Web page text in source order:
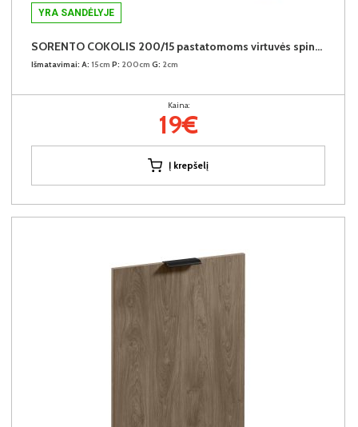
YRA SANDĖLYJE
SORENTO COKOLIS 200/15 pastatomoms virtuvės spintelėms (Baltic Storm)
Išmatavimai: A: 15cm P: 200cm G: 2cm
Kaina:
19€
Į krepšelį